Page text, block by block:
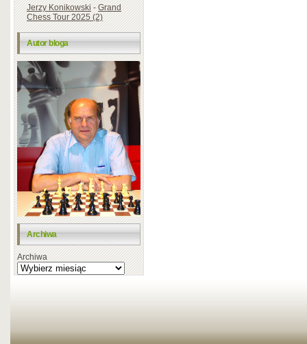
Jerzy Konikowski-Grand
Chess Tour 2025 (2)
Autor bloga
Archiwa
Archiwa